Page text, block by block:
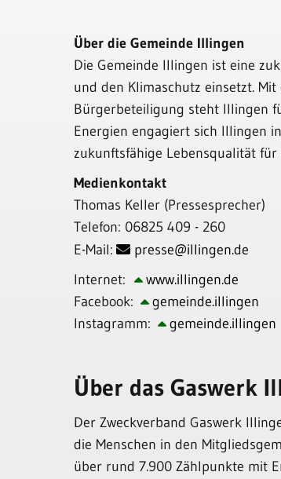
Über die Gemeinde Illingen
Die Gemeinde Illingen ist eine
und den Klimaschutz einsetzt.
Bürgerbeteiligung steht Illingen
Energien engagiert sich Illingen
zukunftsfähige Lebensqualität
Medienkontakt
Thomas Keller (Pressesprecher)
Telefon: 06825 409 - 260
E-Mail:
presse@illingen.de
Internet:
www.illingen.de
Facebook:
gemeinde.illingen
Instagramm:
gemeinde.illingen
Über das Gaswerk
Der Zweckverband Gaswerk
die Menschen in den
über rund 7.900 Zählpunkte mit